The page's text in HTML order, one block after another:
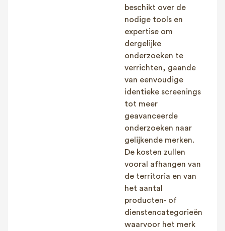
beschikt over de
nodige tools en
expertise om
dergelijke
onderzoeken te
verrichten, gaande
van eenvoudige
identieke screenings
tot meer
geavanceerde
onderzoeken naar
gelijkende merken.
De kosten zullen
vooral afhangen van
de territoria en van
het aantal
producten- of
dienstencategorieën
waarvoor het merk